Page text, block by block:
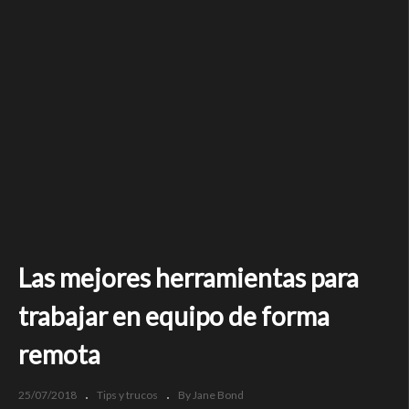
Las mejores herramientas para
trabajar en equipo de forma
remota
25/07/2018 Tips y trucos
By Jane Bond